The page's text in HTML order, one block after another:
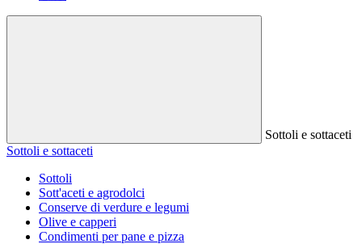
Sottoli e sottaceti
Sottoli e sottaceti
Sottoli
Sott'aceti e agrodolci
Conserve di verdure e legumi
Olive e capperi
Condimenti per pane e pizza